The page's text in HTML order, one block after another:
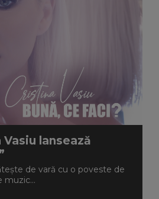
lansează
de vară cu o poveste de
muzic...